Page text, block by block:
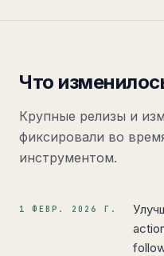
Что
Крупные релизы и
фиксировали во
инструментом.
1 ФЕВР. 2026 Г.